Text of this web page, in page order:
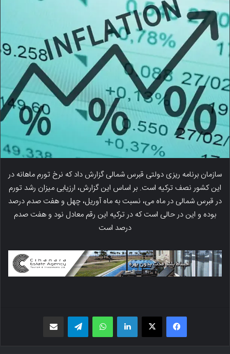
سازمان برنامه ریزی دولتی قبرس شمالی گزارش داد که نرخ تورم ماهانه در
این کشور نصف ترکیه است. بر اساس این گزارش، ارزیابی میزان رشد تورم
در قبرس شمالی در ماه می، نسبت به ماه آوریل، چهل و هفت صدم درصد
بوده و این در حالی است که در ترکیه این رقم معادل نود و هفت صدم
درصد است
فیسبوک X لینکدین واتس اپ